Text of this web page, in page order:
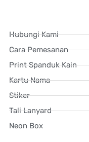
Hubungi Kami
Cara Pemesanan
Print Spanduk Kain
Kartu Nama
Stiker
Tali Lanyard
Neon Box